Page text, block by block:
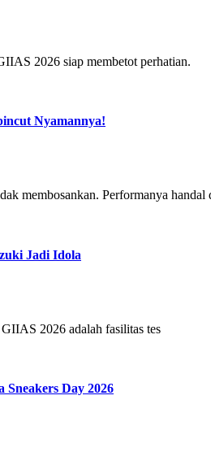
2026 siap membetot perhatian.
Nyamannya!
membosankan. Performanya handal
Jadi Idola
2026 adalah fasilitas tes
Day 2026